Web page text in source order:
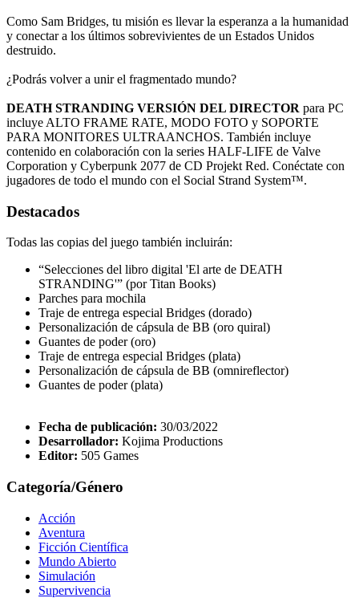
Como Sam Bridges, tu misión es llevar la esperanza a la humanidad
y conectar a los últimos sobrevivientes de un Estados Unidos
destruido.
¿Podrás volver a unir el fragmentado mundo?
DEATH STRANDING VERSIÓN DEL DIRECTOR para PC
incluye ALTO FRAME RATE, MODO FOTO y SOPORTE
PARA MONITORES ULTRAANCHOS. También incluye
contenido en colaboración con la series HALF-LIFE de Valve
Corporation y Cyberpunk 2077 de CD Projekt Red. Conéctate con
jugadores de todo el mundo con el Social Strand System™.
Destacados
Todas las copias del juego también incluirán:
“Selecciones del libro digital 'El arte de DEATH
STRANDING'” (por Titan Books)
Parches para mochila
Traje de entrega especial Bridges (dorado)
Personalización de cápsula de BB (oro quiral)
Guantes de poder (oro)
Traje de entrega especial Bridges (plata)
Personalización de cápsula de BB (omnireflector)
Guantes de poder (plata)
Fecha de publicación: 30/03/2022
Desarrollador: Kojima Productions
Editor: 505 Games
Categoría/Género
Acción
Aventura
Ficción Científica
Mundo Abierto
Simulación
Supervivencia